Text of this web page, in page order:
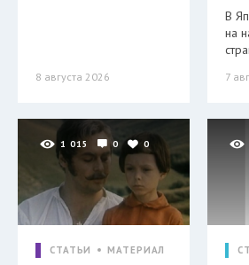
8 августа 2026
В
на
7
1 015 0 0
СТАТЬИ МАТЕРИАЛ